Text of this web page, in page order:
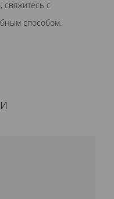
с
способом.